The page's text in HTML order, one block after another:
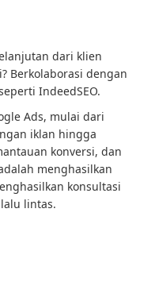
dari klien
Berkolaborasi dengan
IndeedSEO.
Ads, mulai dari
iklan hingga
konversi, dan
menghasilkan
konsultasi
lintas.